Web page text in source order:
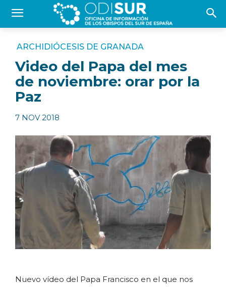
ARCHIDIÓCESIS DE GRANADA
Video del Papa del mes
de noviembre: orar por la
Paz
7 NOV 2018
Nuevo vídeo del Papa Francisco en el que nos